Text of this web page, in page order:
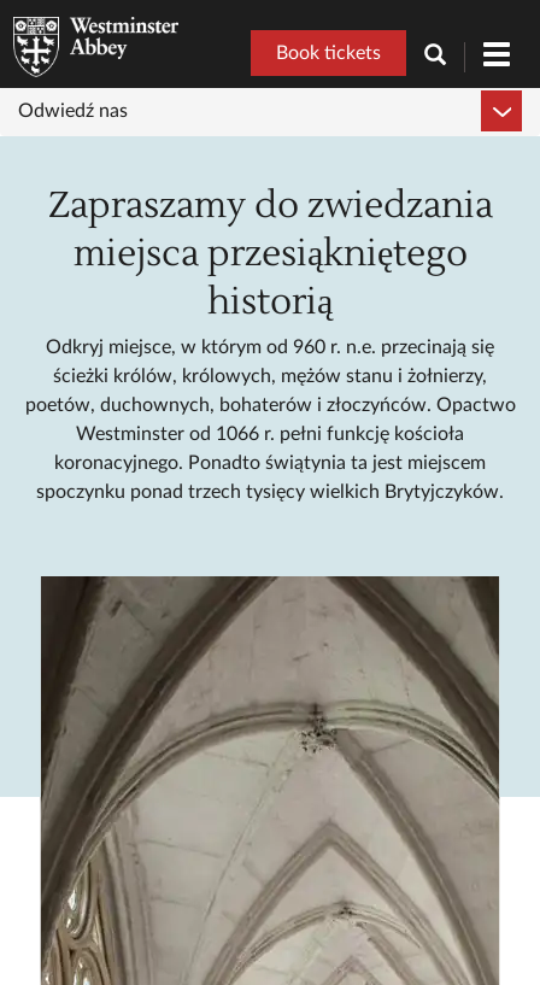
Book tickets
Odwiedź nas
Zapraszamy do zwiedzania
miejsca przesiąkniętego
historią
Odkryj miejsce, w którym od 960 r. n.e. przecinają się
ścieżki królów, królowych, mężów stanu i żołnierzy,
poetów, duchownych, bohaterów i złoczyńców. Opactwo
Westminster od 1066 r. pełni funkcję kościoła
koronacyjnego. Ponadto świątynia ta jest miejscem
spoczynku ponad trzech tysięcy wielkich Brytyjczyków.